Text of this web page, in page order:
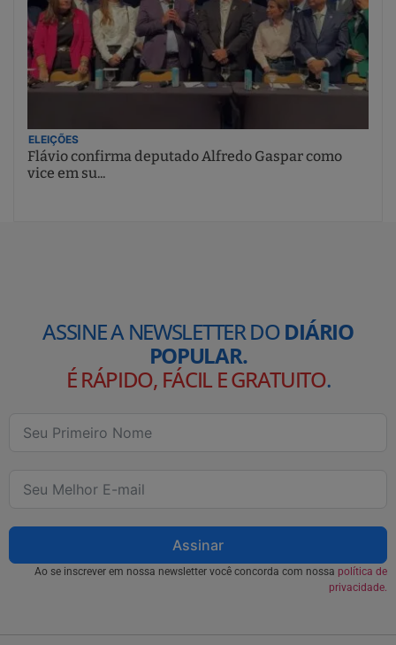
ELEIÇÕES
Flávio confirma deputado Alfredo Gaspar como
vice em su...
ASSINE A NEWSLETTER DODIÁRIO
POPULAR.
É RÁPIDO, FÁCIL E GRATUITO.
Assinar
Ao se inscrever em nossa newsletter você concorda com nossa política de
privacidade.